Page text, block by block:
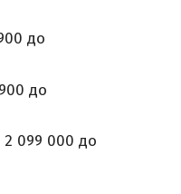
до
до
099 000 до